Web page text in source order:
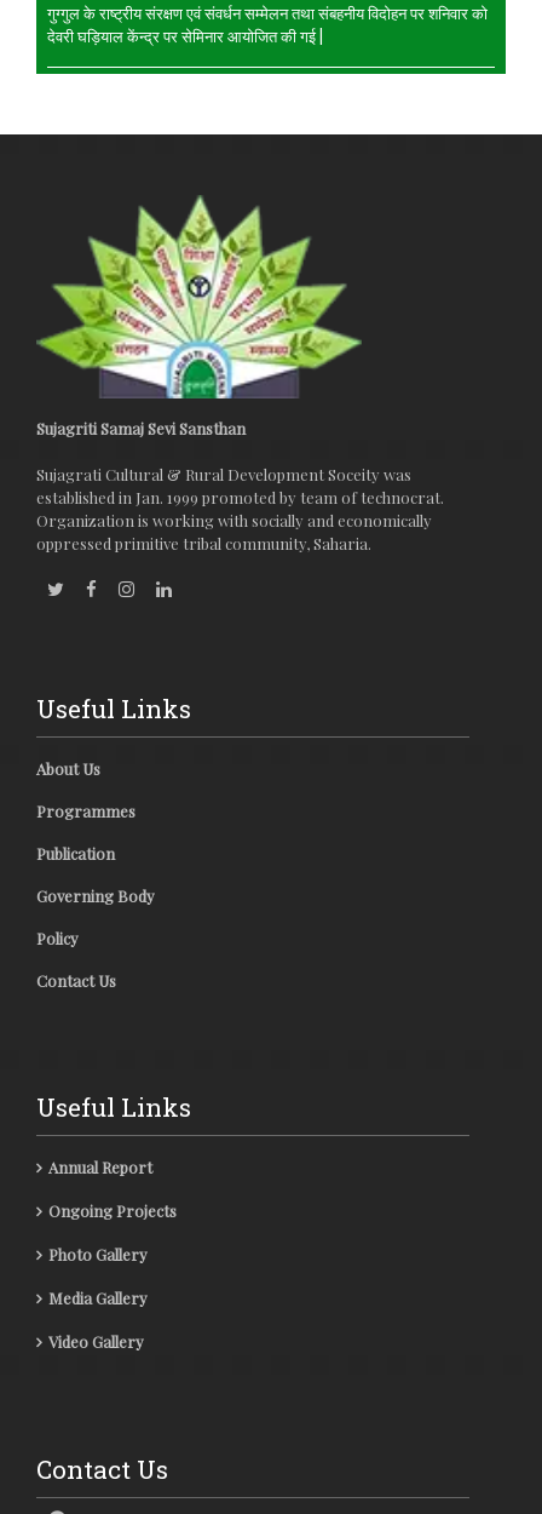
गुग्गुल के राष्ट्रीय संरक्षण एवं संवर्धन सम्मेलन तथा संबहनीय विदोहन पर शनिवार को
देवरी घड़ियाल केंन्द्र पर सेमिनार आयोजित की गई |
Sujagriti Samaj Sevi Sansthan
Sujagrati Cultural & Rural Development Soceity was
established in Jan. 1999 promoted by team of technocrat.
Organization is working with socially and economically
oppressed primitive tribal community, Saharia.
Useful Links
About Us
Programmes
Publication
Governing Body
Policy
Contact Us
Useful Links
Annual Report
Ongoing Projects
Photo Gallery
Media Gallery
Video Gallery
Contact Us